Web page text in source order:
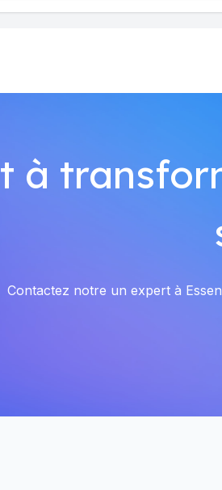
à
Contactez notre un expert à